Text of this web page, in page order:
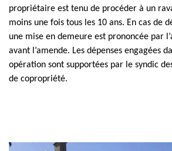
propriétaire est tenu de procéder à un
moins une fois tous les 10 ans. En cas de
une mise en demeure est prononcée par
avant l’amende. Les dépenses engagées
opération sont supportées par le syndic
de copropriété.